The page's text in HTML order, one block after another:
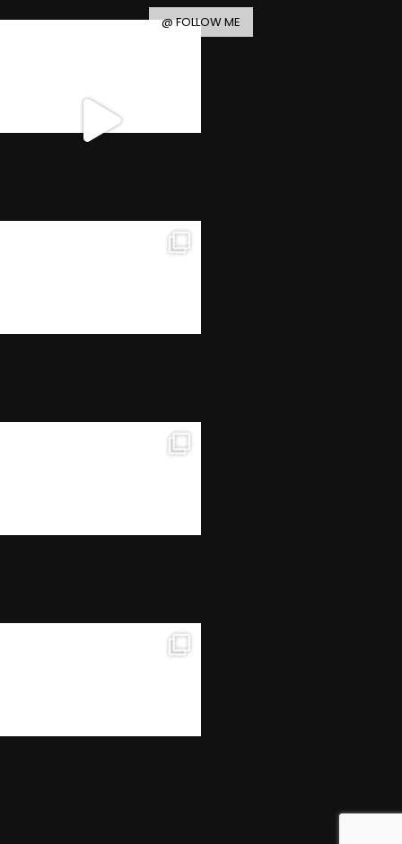
@ FOLLOW ME